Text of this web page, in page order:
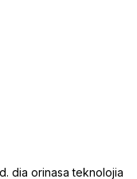
dia orinasa teknolojia